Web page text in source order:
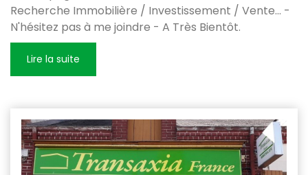
Recherche Immobilière / Investissement / Vente... -
N'hésitez pas à me joindre - A Très Bientôt.